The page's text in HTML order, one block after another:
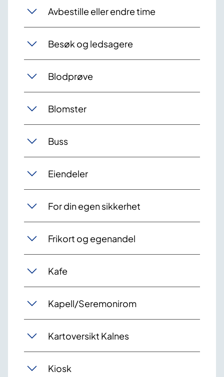
Avbestille eller endre time
Besøk og ledsagere
Blodprøve
Blomster
Buss
Eiendeler
For din egen sikkerhet
Frikort og egenandel
Kafe
Kapell/Seremonirom
Kartoversikt Kalnes
Kiosk